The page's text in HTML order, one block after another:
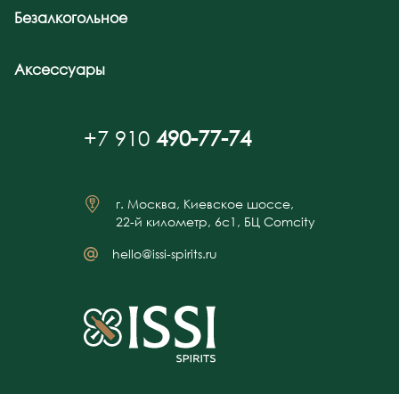
Безалкогольное
Аксессуары
+7 910 490-77-74
г. Москва, Киевское шоссе,
22-й километр, 6с1, БЦ Comcity
hello@issi-spirits.ru